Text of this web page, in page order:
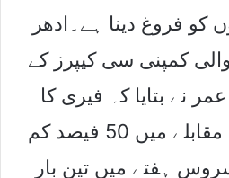
کو فروغ دینا ہے۔ادھر
کمپنی سی کیپرز کے
نے بتایا کہ فیری کا
کرایہ ہوائی سفر کے مقابلے میں 50 فیصد کم
ہفتے میں تین بار